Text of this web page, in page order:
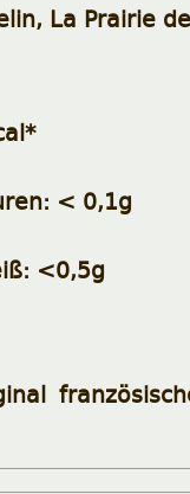
La Prairie
< 0,1g
<0,5g